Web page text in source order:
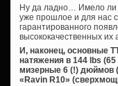
Ну да ладно… Имело ли
уже прошлое и для нас
гарантированного
высококачественных их
И, наконец, основные
натяжения в 144 lbs
мизерные 6 (!) дюймов
«Ravin R10»